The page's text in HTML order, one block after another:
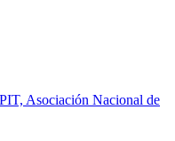
Asociación Nacional de